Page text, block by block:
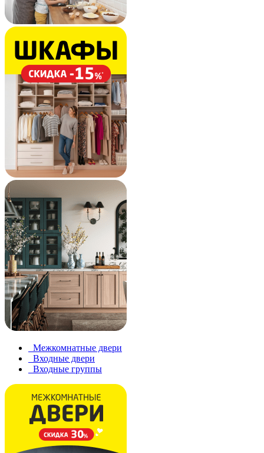
Межкомнатные двери
Входные двери
Входные группы